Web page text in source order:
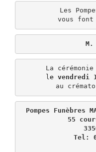
Les
vous font
M.
La
le vendredi
au
Pompes Funèbres
55
Tel: